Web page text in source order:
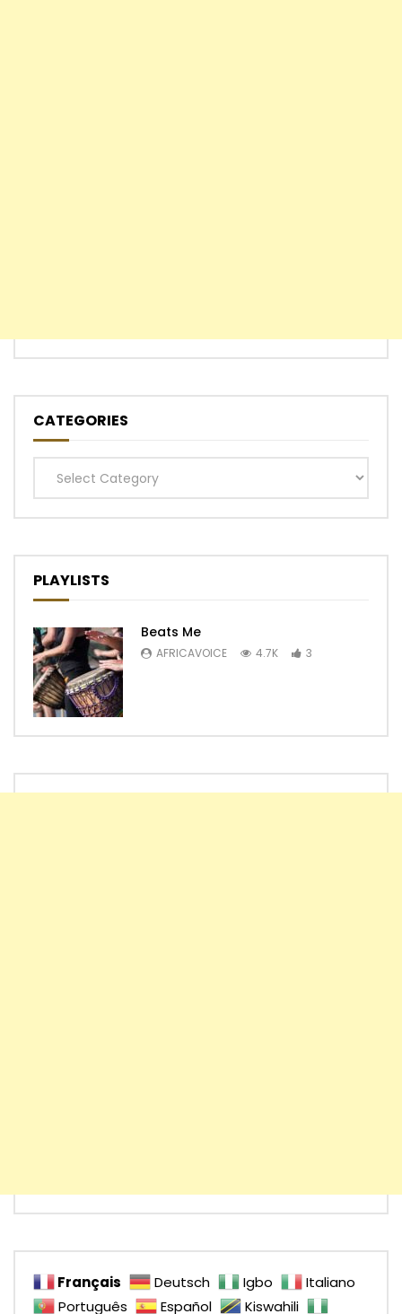
CATEGORIES
Categories
PLAYLISTS
Beats Me
AFRICAVOICE 4.7K 3
Français Deutsch Igbo
Italiano
Português
Español
Kiswahili